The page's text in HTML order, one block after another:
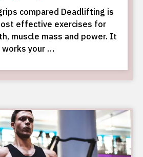
compared Deadlifting is
effective exercises for
muscle mass and power. It
works your …